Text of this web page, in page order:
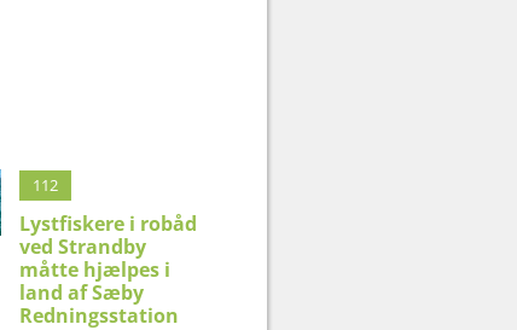
112
Lystfiskere i robåd
ved Strandby
måtte hjælpes i
land af Sæby
Redningsstation